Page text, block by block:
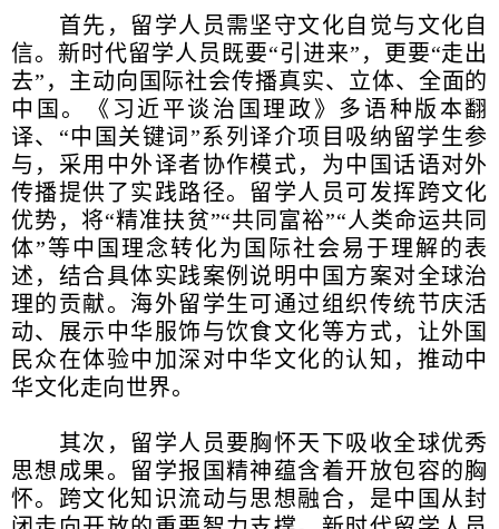
首先，留学人员需坚守文化自觉与文化自
信。新时代留学人员既要“引进来”，更要“走出
去”，主动向国际社会传播真实、立体、全面的
中国。《习近平谈治国理政》多语种版本翻
译、“中国关键词”系列译介项目吸纳留学生参
与，采用中外译者协作模式，为中国话语对外
传播提供了实践路径。留学人员可发挥跨文化
优势，将“精准扶贫”“共同富裕”“人类命运共同
体”等中国理念转化为国际社会易于理解的表
述，结合具体实践案例说明中国方案对全球治
理的贡献。海外留学生可通过组织传统节庆活
动、展示中华服饰与饮食文化等方式，让外国
民众在体验中加深对中华文化的认知，推动中
华文化走向世界。
其次，留学人员要胸怀天下吸收全球优秀
思想成果。留学报国精神蕴含着开放包容的胸
怀。跨文化知识流动与思想融合，是中国从封